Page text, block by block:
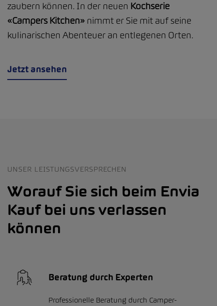
zaubern können. In der neuen Kochserie
«Campers Kitchen» nimmt er Sie mit auf seine
kulinarischen Abenteuer an entlegenen Orten.
Jetzt ansehen
UNSER LEISTUNGSVERSPRECHEN
Worauf Sie sich beim Envia
Kauf bei uns verlassen
können
Beratung durch Experten
Professionelle Beratung durch Camper-